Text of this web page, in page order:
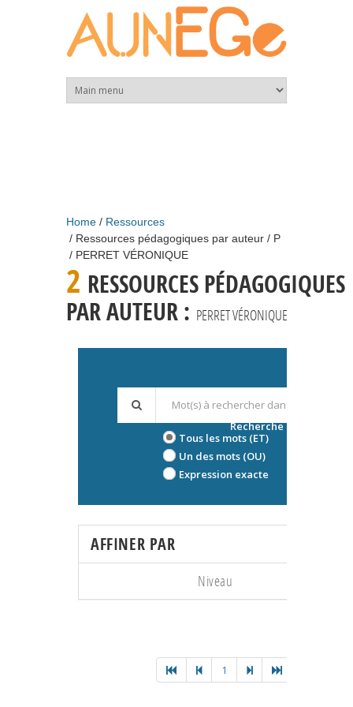
Home
Ressources
Ressources pédagogiques par auteur
P
PERRET VÉRONIQUE
2 RESSOURCES PÉDAGOGIQUES
PAR AUTEUR : PERRET VÉRONIQUE
Tous les mots (ET)
Un des mots (OU)
Expression exacte
Recherche avancée
AFFINER PAR
Niveau
1